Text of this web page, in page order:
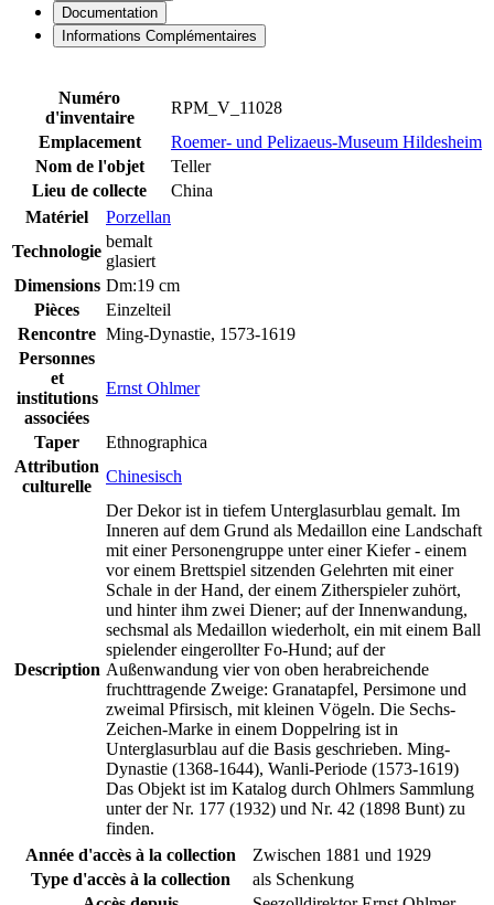
Documentation
Informations Complémentaires
Numéro
d'inventaire
RPM_V_11028
Emplacement
Roemer- und Pelizaeus-Museum Hildesheim
Nom de l'objet
Teller
Lieu de collecte
China
Matériel
Porzellan
Technologie
bemalt
glasiert
Dimensions Dm:19 cm
Pièces
Einzelteil
Rencontre Ming-Dynastie, 1573-1619
Personnes
et
institutions
associées
Ernst Ohlmer
Taper
Ethnographica
Attribution
culturelle
Chinesisch
Description
Der Dekor ist in tiefem Unterglasurblau gemalt. Im
Inneren auf dem Grund als Medaillon eine Landschaft
mit einer Personengruppe unter einer Kiefer - einem
vor einem Brettspiel sitzenden Gelehrten mit einer
Schale in der Hand, der einem Zitherspieler zuhört,
und hinter ihm zwei Diener; auf der Innenwandung,
sechsmal als Medaillon wiederholt, ein mit einem Ball
spielender eingerollter Fo-Hund; auf der
Außenwandung vier von oben herabreichende
fruchttragende Zweige: Granatapfel, Persimone und
zweimal Pfirsisch, mit kleinen Vögeln. Die Sechs-
Zeichen-Marke in einem Doppelring ist in
Unterglasurblau auf die Basis geschrieben. Ming-
Dynastie (1368-1644), Wanli-Periode (1573-1619)
Das Objekt ist im Katalog durch Ohlmers Sammlung
unter der Nr. 177 (1932) und Nr. 42 (1898 Bunt) zu
finden.
Année d'accès à la collection
Zwischen 1881 und 1929
Type d'accès à la collection
als Schenkung